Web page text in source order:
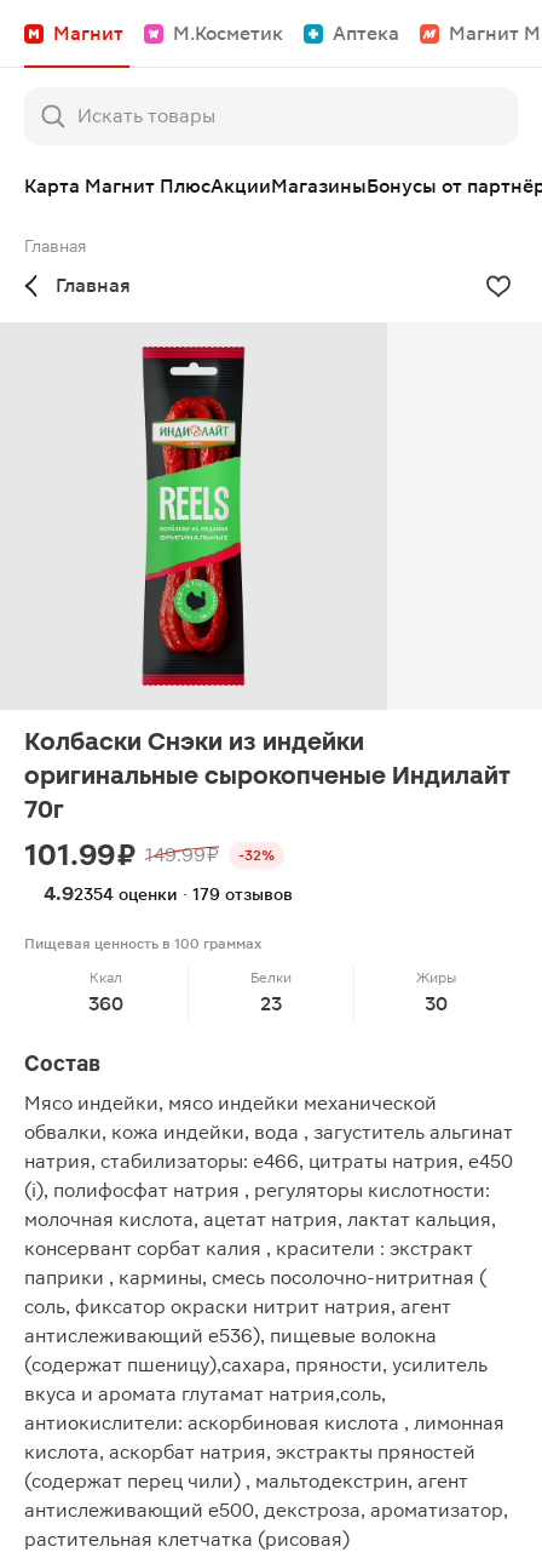
Магнит М.Косметик Аптека Магнит
Карта Магнит ПлюсАкцииМагазиныБонусы от
Главная
Главная
Колбаски Снэки из индейки
оригинальные сырокопченые Индилайт
70г
101.99 ₽ 149.99 ₽ -32%
4.92354 оценки · 179 отзывов
Пищевая ценность в 100 граммах
Ккал
360
Белки
23
Жиры
30
Состав
Мясо индейки, мясо индейки механической
обвалки, кожа индейки, вода , загуститель альгинат
натрия, стабилизаторы: е466, цитраты натрия, е450
(i), полифосфат натрия , регуляторы кислотности:
молочная кислота, ацетат натрия, лактат кальция,
консервант сорбат калия , красители : экстракт
паприки , кармины, смесь посолочно-нитритная (
соль, фиксатор окраски нитрит натрия, агент
антислеживающий е536), пищевые волокна
(содержат пшеницу),сахара, пряности, усилитель
вкуса и аромата глутамат натрия,соль,
антиокислители: аскорбиновая кислота , лимонная
кислота, аскорбат натрия, экстракты пряностей
(содержат перец чили) , мальтодекстрин, агент
антислеживающий e500, декстроза, ароматизатор,
растительная клетчатка (рисовая)